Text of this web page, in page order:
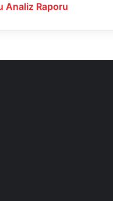
Analiz Raporu